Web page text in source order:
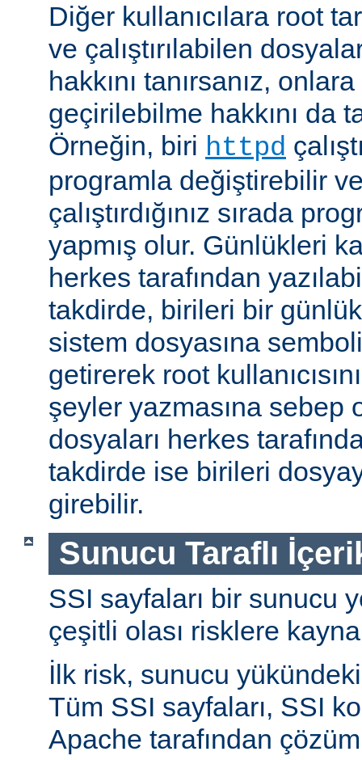
Diğer kullanıcılara root
ve çalıştırılabilen
hakkını tanırsanız,
geçirilebilme hakkını da
Örneğin, biri httpd
programla değiştirebilir
çalıştırdığınız sırada
yapmış olur. Günlükleri
herkes tarafından
takdirde, birileri bir günlük
sistem dosyasına
getirerek root
şeyler yazmasına sebep
dosyaları herkes
takdirde ise birileri
girebilir.
Sunucu Taraflı
SSI sayfaları bir sunucu
çeşitli olası risklere
İlk risk, sunucu yükündeki
Tüm SSI sayfaları, SSI
Apache tarafından